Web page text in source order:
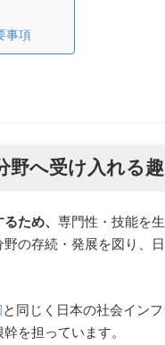
事項
野へ受け入れる
るため、専門性・技能を
の存続・発展を図り、
と同じく日本の社会イン
を担っています。